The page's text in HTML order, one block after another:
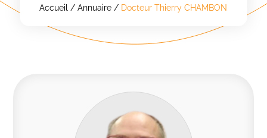
Accueil /Annuaire / Docteur Thierry CHAMBON